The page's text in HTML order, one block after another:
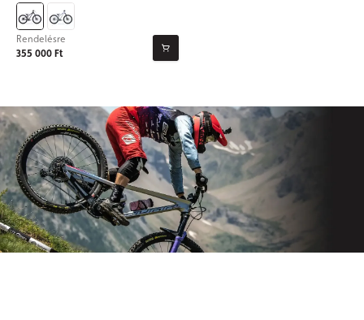
355 000 Ft
Rendelésre